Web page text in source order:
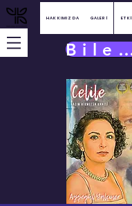
HAKKIMIZDA GALERİ
Bilet